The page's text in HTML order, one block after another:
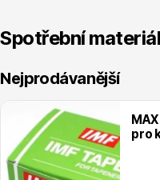
Spotřební materiál
Nejprodávanější
pro